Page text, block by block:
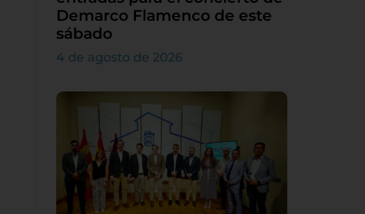
Demarco Flamenco de este
sábado
4 de agosto de 2026